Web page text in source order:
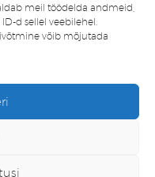
meil töödelda andmeid,
d sellel veebilehel.
võib mõjutada
Privaatsuspoliitika